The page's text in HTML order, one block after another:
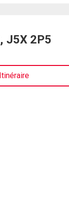
J5X 2P5
Itinéraire